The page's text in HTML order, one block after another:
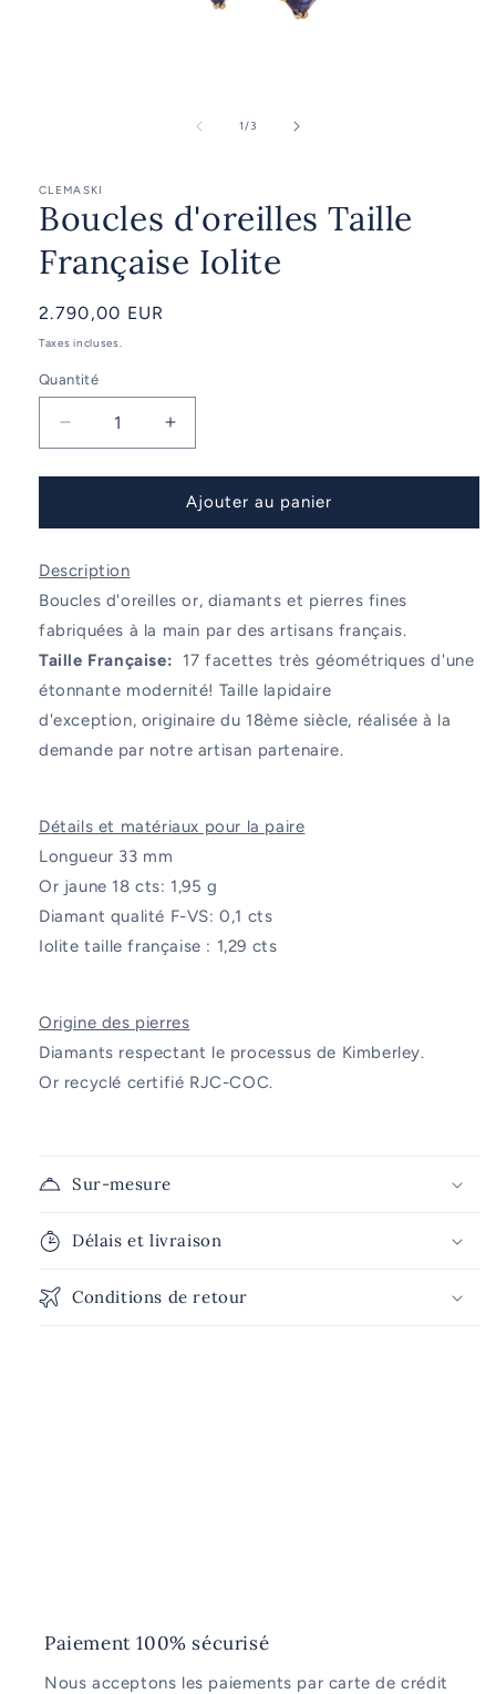
fenêtre
modale
1/de3
CLEMASKI
Boucles d'oreilles Taille
Française Iolite
Prix
habituel
2.790,00 EUR
Taxes incluses.
Quantité
Réduire
la
quantité
Boucles
Taille
Française
Augmenter
la
quantité
de
Boucles
Française
Ajouter au panier
Description
Boucles d'oreilles or, diamants et pierres fines
fabriquées à la main par des artisans français.
Taille Française:
17 facettes très géométriques d'une
étonnante modernité! Taille lapidaire
d'exception, originaire du 18ème siècle, réalisée à la
demande par notre artisan partenaire.
Détails et matériaux pour la paire
Longueur 33 mm
Or jaune 18 cts: 1,95 g
Diamant qualité F-VS: 0,1 cts
Iolite taille française : 1,29 cts
Origine des pierres
Diamants respectant le processus de Kimberley.
Or recyclé certifié RJC-COC.
Sur-mesure
Délais et livraison
Conditions de retour
Paiement 100% sécurisé
Nous acceptons les paiements par carte de crédit